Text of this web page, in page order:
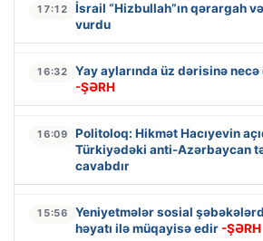
17:12
İsrail “Hizbullah”ın qərargah
vurdu
16:32
Yay aylarında üz dərisinə
-ŞƏRH
16:09
Politoloq: Hikmət Hacıyevin
Türkiyədəki anti-Azərbaycan
cavabdır
15:56
Yeniyetmələr sosial
həyatı ilə müqayisə edir -ŞƏRH